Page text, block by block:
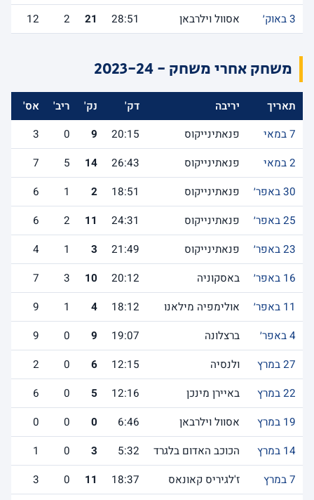
3 באוק׳
אסוול וילרבאן 28:51
21
2
12
משחק אחרי משחק - 2023-24
תאריך יריבה דק' נק' ריב' אס'
7 במאי
פנאתינייקוס 20:15
9
0
3
2 במאי
פנאתינייקוס 26:43
14
5
7
30 באפר׳
פנאתינייקוס 18:51
2
1
6
25 באפר׳
פנאתינייקוס 24:31
11
2
6
23 באפר׳
פנאתינייקוס 21:49
3
1
4
16 באפר׳
באסקוניה 20:12
10
3
7
11 באפר׳
אולימפיה מילאנו 18:12
4
1
9
4 באפר׳
ברצלונה 19:07
9
0
9
27 במרץ
ולנסיה 12:15
6
0
2
22 במרץ
באיירן מינכן 12:16
5
0
6
19 במרץ
אסוול וילרבאן 6:46
0
0
0
14 במרץ
הכוכב האדום בלגרד 5:32
3
0
1
7 במרץ
ז'לגיריס קאונאס 18:37
11
0
3